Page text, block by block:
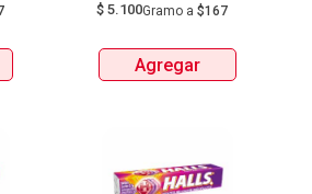
$ 5.100Gramo a $167
Agregar